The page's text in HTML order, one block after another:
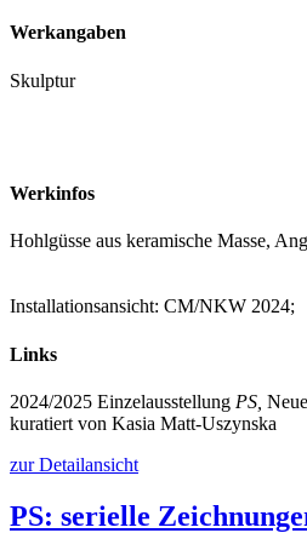
Werkangaben
Skulptur
Werkinfos
Hohlgüsse aus keramische Masse,
Installationsansicht: CM/NKW 2024;
Links
2024/2025 Einzelausstellung PS,
kuratiert von Kasia Matt-Uszynska
zur Detailansicht
PS: serielle